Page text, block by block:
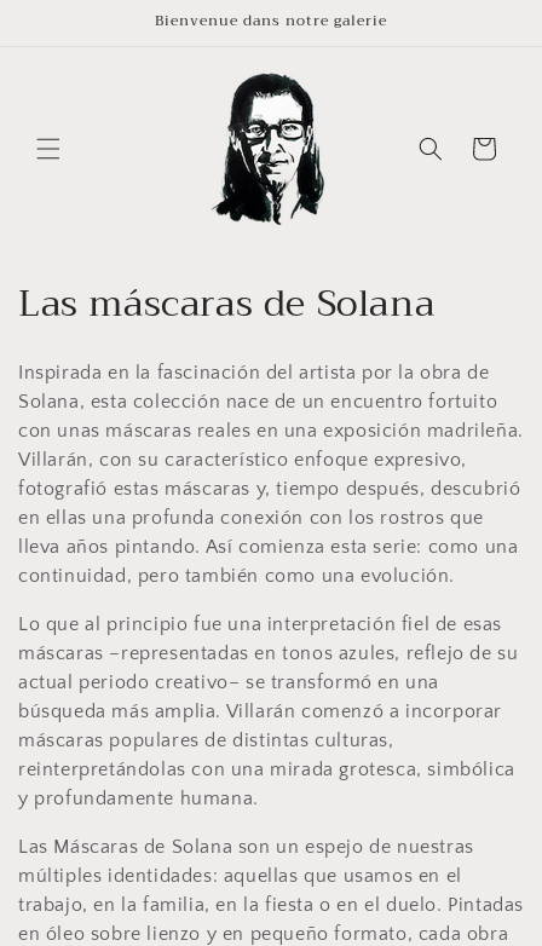
Bienvenue dans notre galerie
Panier
C
o
l
l
e
c
t
i
o
n
:
Las máscaras de Solana
Inspirada en la fascinación del artista por la obra de
Solana, esta colección nace de un encuentro fortuito
con unas máscaras reales en una exposición madrileña.
Villarán, con su característico enfoque expresivo,
fotografió estas máscaras y, tiempo después, descubrió
en ellas una profunda conexión con los rostros que
lleva años pintando. Así comienza esta serie: como una
continuidad, pero también como una evolución.
Lo que al principio fue una interpretación fiel de esas
máscaras –representadas en tonos azules, reflejo de su
actual periodo creativo– se transformó en una
búsqueda más amplia. Villarán comenzó a incorporar
máscaras populares de distintas culturas,
reinterpretándolas con una mirada grotesca, simbólica
y profundamente humana.
Las Máscaras de Solana son un espejo de nuestras
múltiples identidades: aquellas que usamos en el
trabajo, en la familia, en la fiesta o en el duelo. Pintadas
en óleo sobre lienzo y en pequeño formato, cada obra